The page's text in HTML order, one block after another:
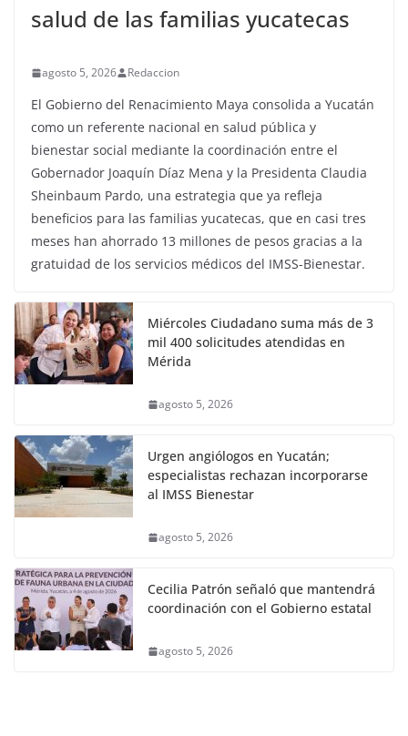
salud de las familias yucatecas
agosto 5, 2026 Redaccion
El Gobierno del Renacimiento Maya consolida a Yucatán
como un referente nacional en salud pública y
bienestar social mediante la coordinación entre el
Gobernador Joaquín Díaz Mena y la Presidenta Claudia
Sheinbaum Pardo, una estrategia que ya refleja
beneficios para las familias yucatecas, que en casi tres
meses han ahorrado 13 millones de pesos gracias a la
gratuidad de los servicios médicos del IMSS-Bienestar.
Miércoles Ciudadano suma más de 3
mil 400 solicitudes atendidas en
Mérida
agosto 5, 2026
Urgen angiólogos en Yucatán;
especialistas rechazan incorporarse
al IMSS Bienestar
agosto 5, 2026
Cecilia Patrón señaló que mantendrá
coordinación con el Gobierno estatal
agosto 5, 2026